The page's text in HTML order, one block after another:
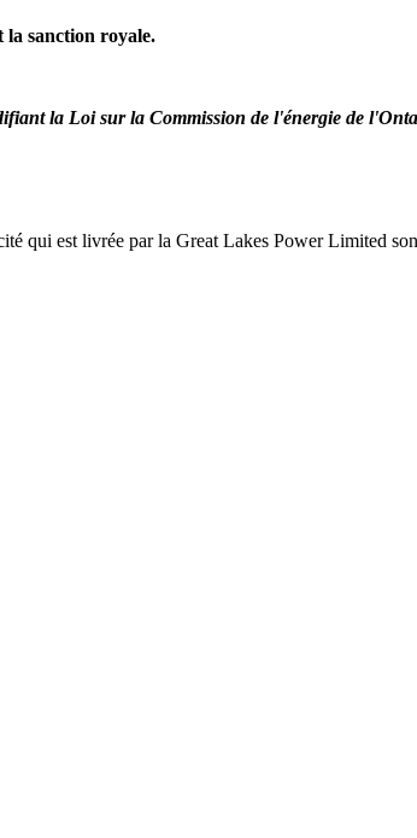
la sanction royale.
la Loi sur la Commission de l'énergie de
qui est livrée par la Great Lakes Power Limited